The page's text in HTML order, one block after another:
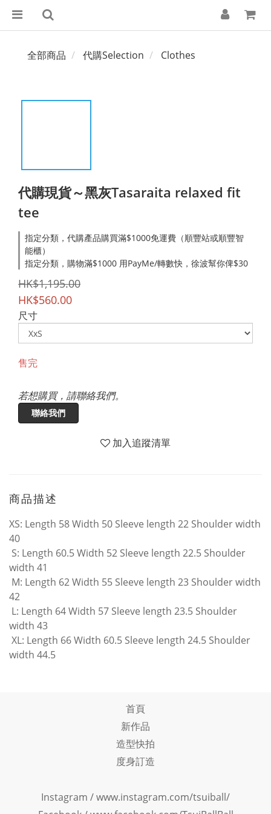
全部商品 代購Selection Clothes
代購現貨～黑灰Tasaraita relaxed fit
tee
指定分類，代購產品購買滿$1000免運費（順豐站或順豐智
能櫃）
指定分類，購物滿$1000 用PayMe/轉數快，徐波幫你俾$30
HK$1,195.00
HK$560.00
尺寸
售完
若想購買，請聯絡我們。
聯絡我們
加入追蹤清單
商品描述
XS: Length 58 Width 50 Sleeve length 22 Shoulder width
40
S: Length 60.5 Width 52 Sleeve length 22.5 Shoulder
width 41
M: Length 62 Width 55 Sleeve length 23 Shoulder width
42
L: Length 64 Width 57 Sleeve length 23.5 Shoulder
width 43
XL: Length 66 Width 60.5 Sleeve length 24.5 Shoulder
width 44.5
首頁
新作品
造型快拍
度身訂造
Instagram /www.instagram.com/tsuiball/